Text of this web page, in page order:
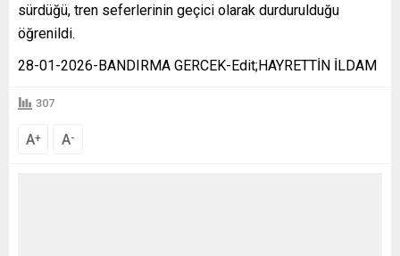
sürdüğü, tren seferlerinin geçici olarak durdurulduğu
öğrenildi.
28-01-2026-BANDIRMA GERCEK-Edit;HAYRETTİN İLDAM
307
A+ A-